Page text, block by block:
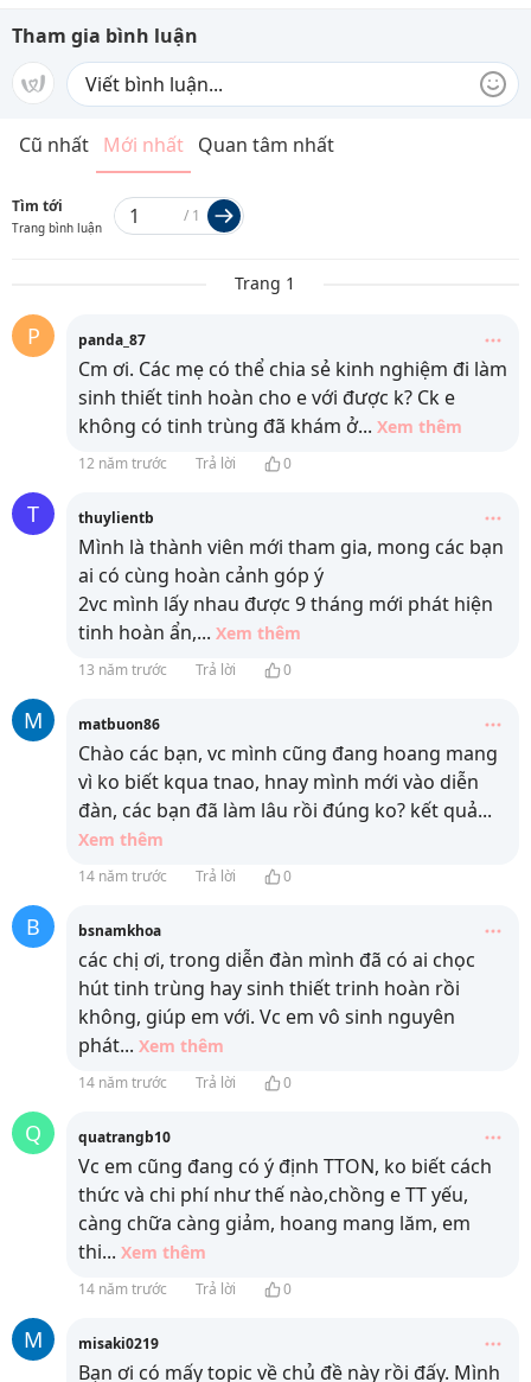
Tham gia bình luận
Cũ nhất Mới nhất Quan tâm nhất
Tìm tới
Trang bình luận
/ 1
Trang 1
P panda_87
Cm ơi. Các mẹ có thể chia sẻ kinh nghiệm đi làm
sinh thiết tinh hoàn cho e với được k? Ck e
không có tinh trùng đã khám ở... Xem thêm
12 năm trước Trả lời 0
T thuylientb
Mình là thành viên mới tham gia, mong các bạn
ai có cùng hoàn cảnh góp ý
2vc mình lấy nhau được 9 tháng mới phát hiện
tinh hoàn ẩn,... Xem thêm
13 năm trước Trả lời 0
M matbuon86
Chào các bạn, vc mình cũng đang hoang mang
vì ko biết kqua tnao, hnay mình mới vào diễn
đàn, các bạn đã làm lâu rồi đúng ko? kết quả...
Xem thêm
14 năm trước Trả lời 0
B bsnamkhoa
các chị ơi, trong diễn đàn mình đã có ai chọc
hút tinh trùng hay sinh thiết trinh hoàn rồi
không, giúp em với. Vc em vô sinh nguyên
phát... Xem thêm
14 năm trước Trả lời 0
Q quatrangb10
Vc em cũng đang có ý định TTON, ko biết cách
thức và chi phí như thế nào,chồng e TT yếu,
càng chữa càng giảm, hoang mang lăm, em
thi... Xem thêm
14 năm trước Trả lời 0
M misaki0219
Bạn ơi có mấy topic về chủ đề này rồi đấy. Mình